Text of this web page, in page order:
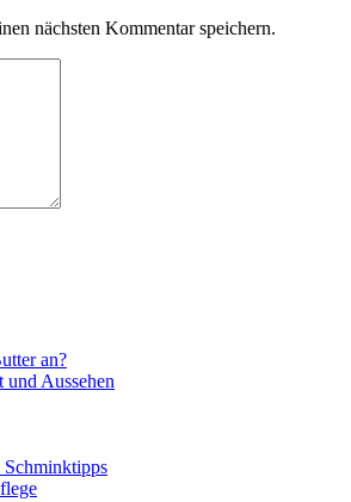
nächsten Kommentar speichern.
an?
Aussehen